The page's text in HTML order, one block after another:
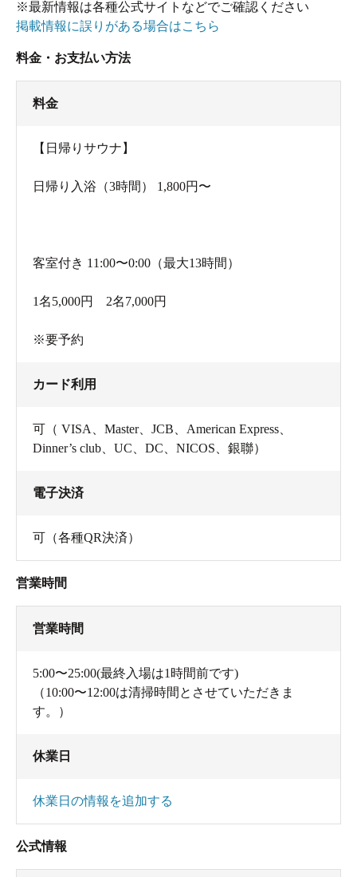
※最新情報は各種公式サイトなどでご確認ください
掲載情報に誤りがある場合はこちら
料金・お支払い方法
料金
【日帰りサウナ】
日帰り入浴（3時間） 1,800円〜
客室付き 11:00〜0:00（最大13時間）
1名5,000円 2名7,000円
※要予約
カード利用
可（ VISA、Master、JCB、American Express、
Dinner’s club、UC、DC、NICOS、銀聯）
電子決済
可（各種QR決済）
営業時間
営業時間
5:00〜25:00(最終入場は1時間前です)
（10:00〜12:00は清掃時間とさせていただきま
す。）
休業日
休業日の情報を追加する
公式情報